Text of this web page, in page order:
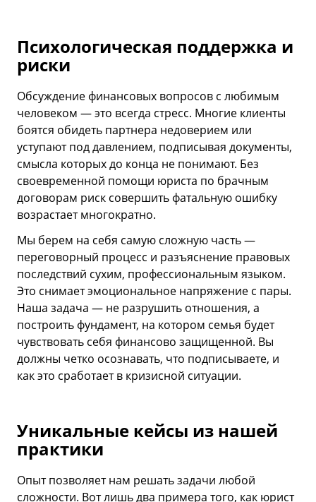
Психологическая поддержка и
риски
Обсуждение финансовых вопросов с любимым
человеком — это всегда стресс. Многие клиенты
боятся обидеть партнера недоверием или
уступают под давлением, подписывая документы,
смысла которых до конца не понимают. Без
своевременной помощи юриста по брачным
договорам риск совершить фатальную ошибку
возрастает многократно.
Мы берем на себя самую сложную часть —
переговорный процесс и разъяснение правовых
последствий сухим, профессиональным языком.
Это снимает эмоциональное напряжение с пары.
Наша задача — не разрушить отношения, а
построить фундамент, на котором семья будет
чувствовать себя финансово защищенной. Вы
должны четко осознавать, что подписываете, и
как это сработает в кризисной ситуации.
Уникальные кейсы из нашей
практики
Опыт позволяет нам решать задачи любой
сложности. Вот лишь два примера того, как юрист